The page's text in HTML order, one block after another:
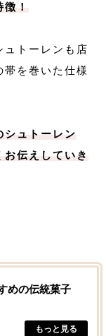
！
ュトーレンも店
を巻いた仕様
シュトーレン
お伝えしていき
めの伝統菓子